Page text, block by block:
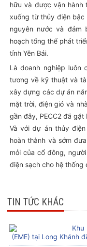
hữu và được vận hành
xuống từ thủy điện
nguyên nước và đảm
hoạch tổng thể phát
tỉnh Yên Bái.
Là doanh nghiệp luôn
tương về kỹ thuật và
xây dựng các dự án
mặt trời, điện gió và
gần đây, PECC2 đã
Và với dự án thủy
hoàn thành và sớm
mỏi của cổ đông,
điện sạch cho hệ thống
TIN TỨC KHÁC
(EME) tại Long Khánh